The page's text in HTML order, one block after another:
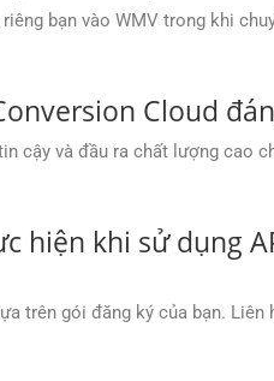
bạn vào WMV trong khi
Cloud
cậy và đầu ra chất lượng cao
hiện khi sử dụng
trên gói đăng ký của bạn.